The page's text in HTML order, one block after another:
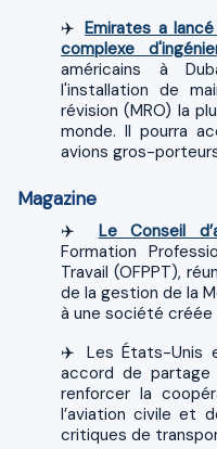
✈️Emirates a
complexe
américains à
l'installation de
révision (MRO) la
monde. Il pourra
avions gros-
Magazine
Le Conseil
Formation
Travail (OFPPT),
de la gestion de la
à une société créée
✈️ Les États-Unis et le Maroc ont signé un nouvel
accord de partage
renforcer la
l’aviation civile et
critiques de